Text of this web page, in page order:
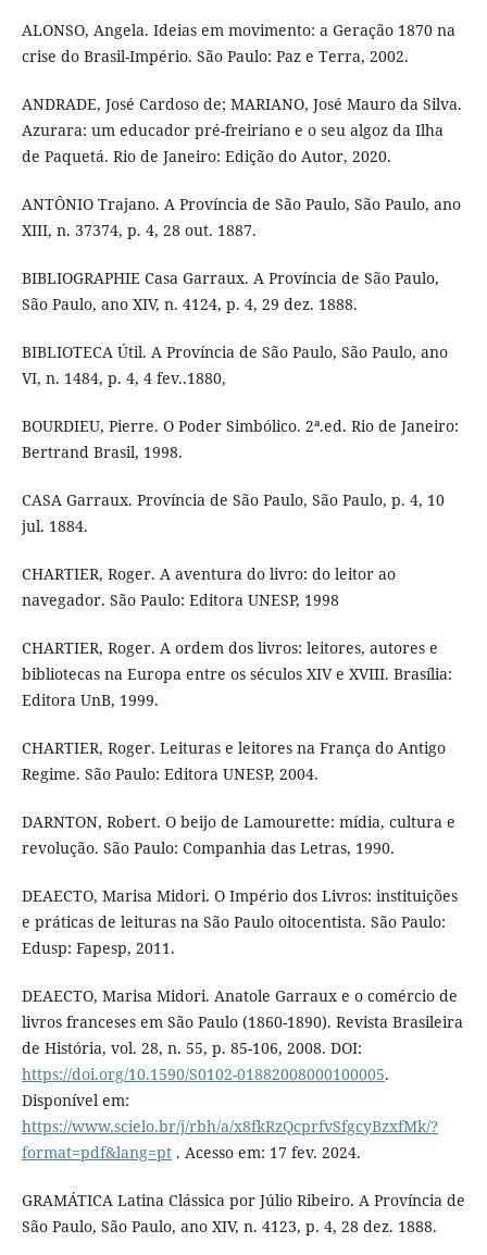
ALONSO, Angela. Ideias em movimento: a Geração 1870 na
crise do Brasil-Império. São Paulo: Paz e Terra, 2002.
ANDRADE, José Cardoso de; MARIANO, José Mauro da Silva.
Azurara: um educador pré-freiriano e o seu algoz da Ilha
de Paquetá. Rio de Janeiro: Edição do Autor, 2020.
ANTÔNIO Trajano. A Província de São Paulo, São Paulo, ano
XIII, n. 37374, p. 4, 28 out. 1887.
BIBLIOGRAPHIE Casa Garraux. A Província de São Paulo,
São Paulo, ano XIV, n. 4124, p. 4, 29 dez. 1888.
BIBLIOTECA Útil. A Província de São Paulo, São Paulo, ano
VI, n. 1484, p. 4, 4 fev..1880,
BOURDIEU, Pierre. O Poder Simbólico. 2ª.ed. Rio de Janeiro:
Bertrand Brasil, 1998.
CASA Garraux. Província de São Paulo, São Paulo, p. 4, 10
jul. 1884.
CHARTIER, Roger. A aventura do livro: do leitor ao
navegador. São Paulo: Editora UNESP, 1998
CHARTIER, Roger. A ordem dos livros: leitores, autores e
bibliotecas na Europa entre os séculos XIV e XVIII. Brasília:
Editora UnB, 1999.
CHARTIER, Roger. Leituras e leitores na França do Antigo
Regime. São Paulo: Editora UNESP, 2004.
DARNTON, Robert. O beijo de Lamourette: mídia, cultura e
revolução. São Paulo: Companhia das Letras, 1990.
DEAECTO, Marisa Midori. O Império dos Livros: instituições
e práticas de leituras na São Paulo oitocentista. São Paulo:
Edusp: Fapesp, 2011.
DEAECTO, Marisa Midori. Anatole Garraux e o comércio de
livros franceses em São Paulo (1860-1890). Revista Brasileira
de História, vol. 28, n. 55, p. 85-106, 2008. DOI:
https://doi.org/10.1590/S0102-01882008000100005.
Disponível em:
https://www.scielo.br/j/rbh/a/x8fkRzQcprfvSfgcyBzxfMk/?
format=pdf&lang=pt. Acesso em: 17 fev. 2024.
GRAMÁTICA Latina Clássica por Júlio Ribeiro. A Província de
São Paulo, São Paulo, ano XIV, n. 4123, p. 4, 28 dez. 1888.